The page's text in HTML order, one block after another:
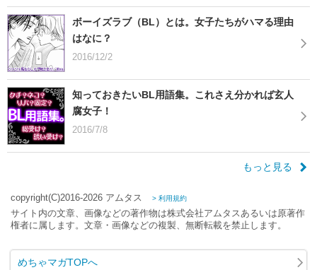
ボーイズラブ（BL）とは。女子たちがハマる理由
はなに？
2016/12/2
知っておきたいBL用語集。これさえ分かれば玄人
腐女子！
2016/7/8
もっと見る
copyright(C)2016-2026 アムタス > 利用規約
サイト内の文章、画像などの著作物は株式会社アムタスあるいは原著作
権者に属します。文章・画像などの複製、無断転載を禁止します。
めちゃマガTOPへ